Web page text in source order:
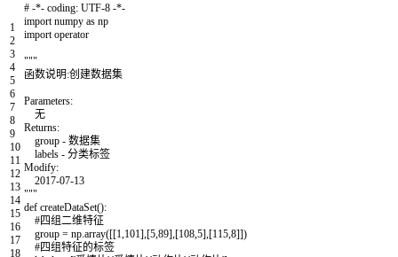
1
2
3
4
5
6
7
8
9
10
11
12
13
14
15
16
17
18
# -*- coding: UTF-8 -*-
import numpy as np
import operator
"""
函数说明:创建数据集
Parameters:
无
Returns:
group - 数据集
labels - 分类标签
Modify:
2017-07-13
"""
def createDataSet():
#四组二维特征
group = np array([[1 101] [5 89] [108 5] [115 8]])
#四组特征的标签